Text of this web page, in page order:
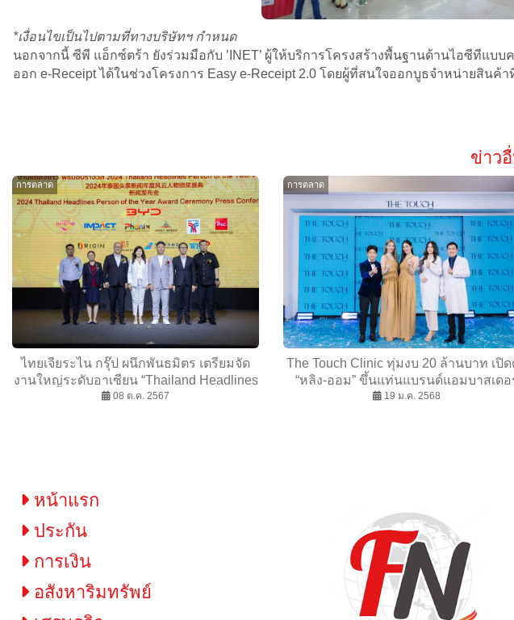
*เงื่อนไขเป็นไปตามที่ทางบริษัทฯ กำหนด
นอกจากนี้ ซีพี แอ็กซ์ตร้า ยังร่วมมือกับ ’INET’ ผู้ให้บริการโครงสร้างพื้นฐานด้านไอซีทีแ
ออก e-Receipt ได้ในช่วงโครงการ Easy e-Receipt 2.0 โดยผู้ที่สนใจออกบูธจำหน่ายสินค้
ข่าว
การตลาด
ไทยเจียระไน กรุ๊ป ผนึกพันธมิตร เตรียมจัด
งานใหญ่ระดับอาเซียน “Thailand Headlines
Person of the Year Awards 2024” ครั้งที่ 8
08 ต.ค. 2567
การตลาด
The Touch Clinic ทุ่มงบ 20 ล้านบาท เปิด
“หลิง-ออม” ขึ้นแท่นแบรนด์แอมบาสเดอ
พร้อมรุกตลาด Wellness ดูแลสุขภาพครบ
19 ม.ค. 2568
หน้าแรก
ประกัน
การเงิน
อสังหาริมทรัพย์